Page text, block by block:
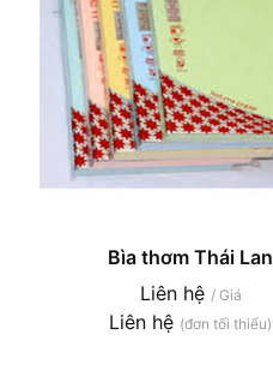
Bìa thơm Thái Lan
Liên hệ / Giá
Liên hệ (đơn tối thiểu)